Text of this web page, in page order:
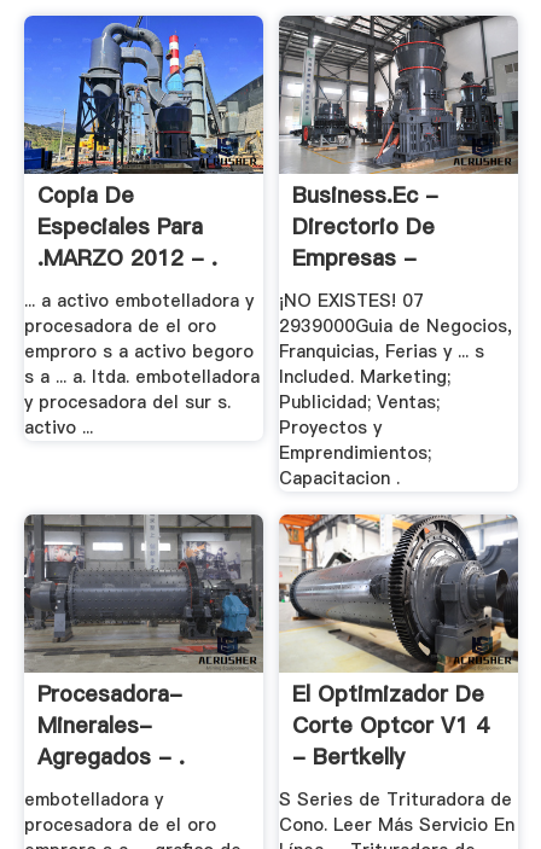
Copia De
Especiales Para
.MARZO 2012 - .
... a activo embotelladora y
procesadora de el oro
emproro s a activo begoro
s a ... a. ltda. embotelladora
y procesadora del sur s.
activo ...
Business.Ec -
Directorio De
Empresas -
Agricultura .
¡NO EXISTES! 07
2939000Guia de Negocios,
Franquicias, Ferias y ... s
Included. Marketing;
Publicidad; Ventas;
Proyectos y
Emprendimientos;
Capacitacion .
Procesadora-
Minerales-
Agregados - .
embotelladora y
procesadora de el oro
El Optimizador De
Corte Optcor V1 4
- Bertkelly
S Series de Trituradora de
Cono. Leer Más Servicio En